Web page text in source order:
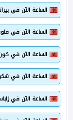
الساعة الآن في
الساعة الآن في
الساعة الآن في
الساعة الآن في
الساعة الآن في